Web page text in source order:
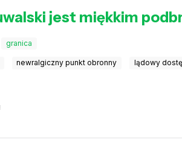
jest miękkim
granica
newralgiczny punkt obronny lądowy